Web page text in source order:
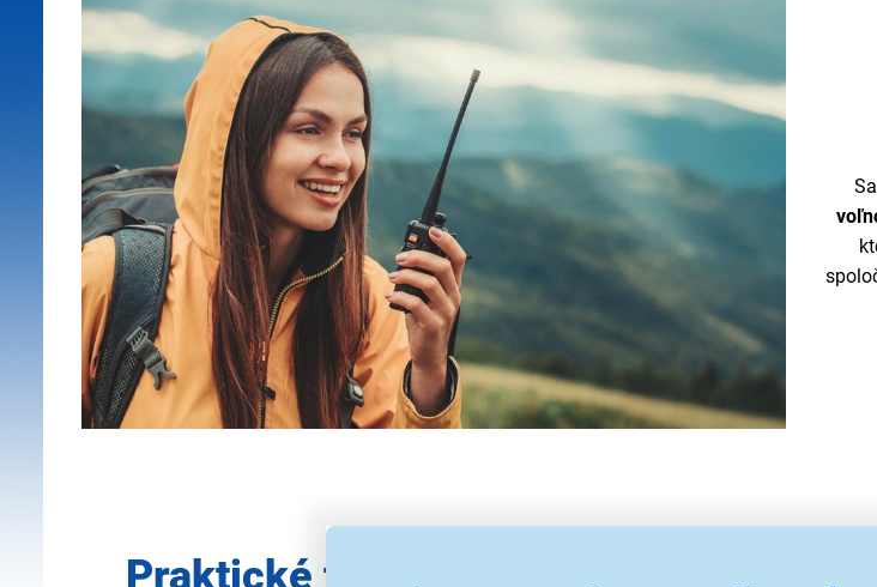
Praktické funkcie a jednoduché